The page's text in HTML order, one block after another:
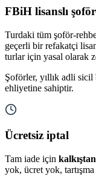
FBiH lisanslı
Turdaki tüm şoför-
geçerli bir refakatçi
turlar için yasal olarak
Şoförler, yıllık adli
ehliyetine sahiptir.
Ücretsiz iptal
Tam iade için
yok, ücret yok,